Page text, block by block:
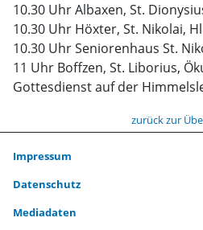
10.30 Uhr Albaxen, St.
10.30 Uhr Höxter, St. Nikolai,
10.30 Uhr Seniorenhaus St.
11 Uhr Boffzen, St. Liborius,
Gottesdienst auf der
zurück zur
Impressum
Datenschutz
Mediadaten